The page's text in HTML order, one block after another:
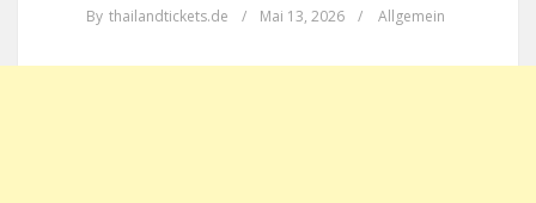
By thailandtickets.de / Mai 13, 2026 / Allgemein